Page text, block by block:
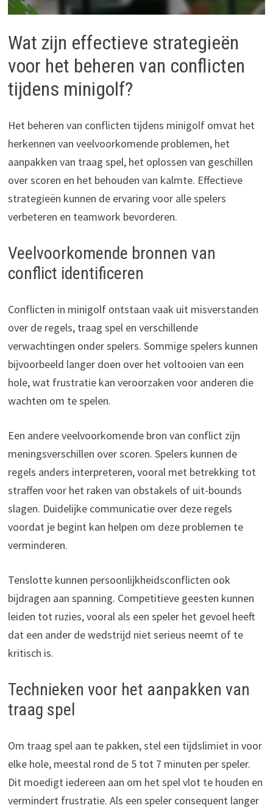
Wat zijn effectieve strategieën
voor het beheren van conflicten
tijdens minigolf?
Het beheren van conflicten tijdens minigolf omvat het
herkennen van veelvoorkomende problemen, het
aanpakken van traag spel, het oplossen van geschillen
over scoren en het behouden van kalmte. Effectieve
strategieën kunnen de ervaring voor alle spelers
verbeteren en teamwork bevorderen.
Veelvoorkomende bronnen van
conflict identificeren
Conflicten in minigolf ontstaan vaak uit misverstanden
over de regels, traag spel en verschillende
verwachtingen onder spelers. Sommige spelers kunnen
bijvoorbeeld langer doen over het voltooien van een
hole, wat frustratie kan veroorzaken voor anderen die
wachten om te spelen.
Een andere veelvoorkomende bron van conflict zijn
meningsverschillen over scoren. Spelers kunnen de
regels anders interpreteren, vooral met betrekking tot
straffen voor het raken van obstakels of uit-bounds
slagen. Duidelijke communicatie over deze regels
voordat je begint kan helpen om deze problemen te
verminderen.
Tenslotte kunnen persoonlijkheidsconflicten ook
bijdragen aan spanning. Competitieve geesten kunnen
leiden tot ruzies, vooral als een speler het gevoel heeft
dat een ander de wedstrijd niet serieus neemt of te
kritisch is.
Technieken voor het aanpakken van
traag spel
Om traag spel aan te pakken, stel een tijdslimiet in voor
elke hole, meestal rond de 5 tot 7 minuten per speler.
Dit moedigt iedereen aan om het spel vlot te houden en
vermindert frustratie. Als een speler consequent langer